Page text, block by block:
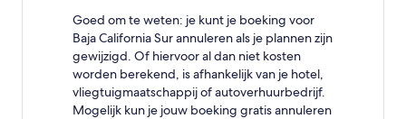
Goed om te weten: je kunt je boeking voor
Baja California Sur annuleren als je plannen zijn
gewijzigd. Of hiervoor al dan niet kosten
worden berekend, is afhankelijk van je hotel,
vliegtuigmaatschappij of autoverhuurbedrijf.
Mogelijk kun je jouw boeking gratis annuleren